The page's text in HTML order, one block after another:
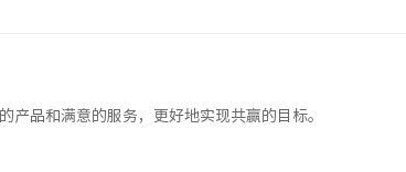
品和满意的服务，更好地实现共赢的目标。